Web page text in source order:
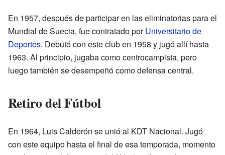
En 1957, después de participar en las eliminatorias para el
Mundial de Suecia, fue contratado porUniversitario de
Deportes. Debutó con este club en 1958 y jugó allí hasta
1963. Al principio, jugaba como centrocampista, pero
luego también se desempeñó como defensa central.
Retiro del Fútbol
En 1964, Luis Calderón se unió al KDT Nacional. Jugó
con este equipo hasta el final de esa temporada, momento